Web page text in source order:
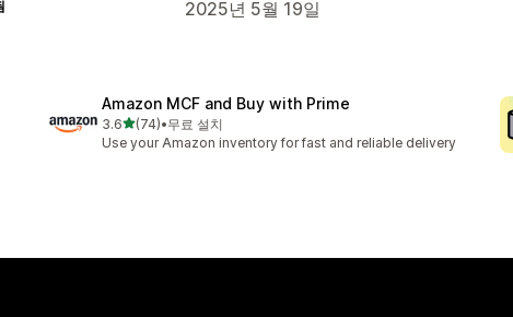
2025년 5월 19일
Amazon MCF and Buy with Prime
3.6별 5개 중
(74)
총 리뷰 74개
•무료 설치
Use your Amazon inventory for fast and reliable delivery